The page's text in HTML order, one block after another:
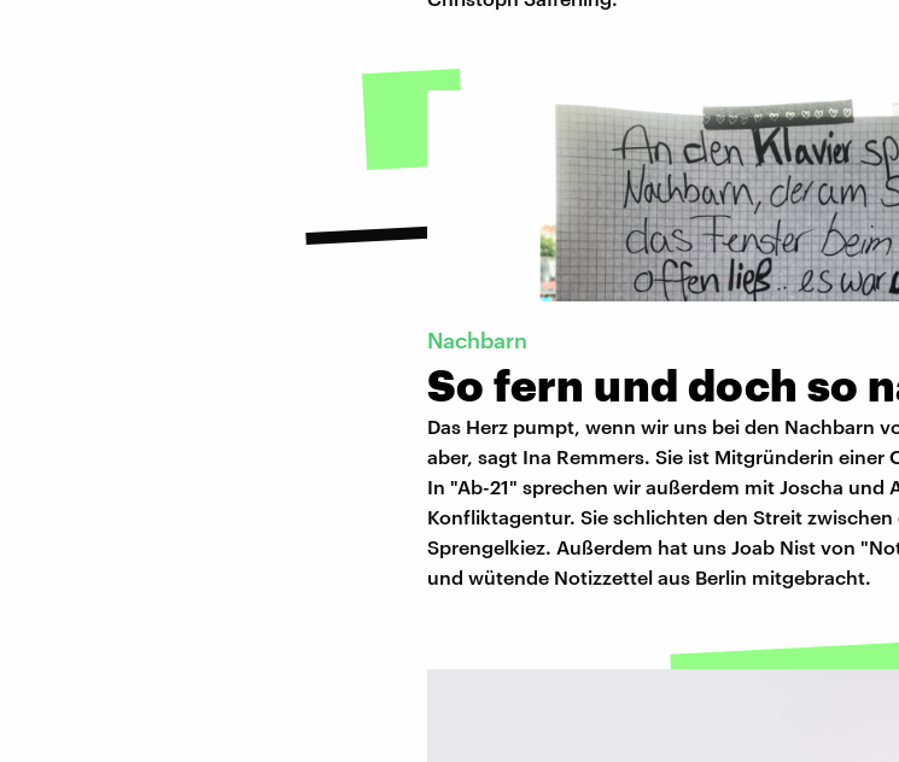
Nachbarn
So fern und doch so
Das Herz pumpt, wenn wir uns bei den Nachbarn
aber, sagt Ina Remmers. Sie ist Mitgründerin
In "Ab-21" sprechen wir außerdem mit Joscha und
Konfliktagentur. Sie schlichten den Streit
Sprengelkiez. Außerdem hat uns Joab Nist von
und wütende Notizzettel aus Berlin mitgebracht.